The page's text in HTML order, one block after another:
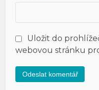
Uložit do
webovou stránku